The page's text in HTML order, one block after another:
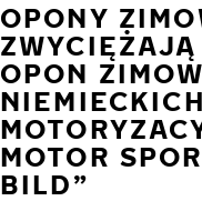
OPONY
OPON
MOTOR
BILD”